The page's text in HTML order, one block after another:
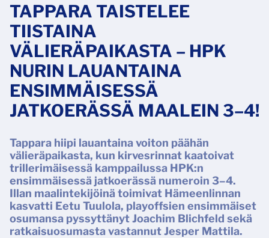
TAPPARA TAISTELEE
TIISTAINA
VÄLIERÄPAIKASTA – HPK
NURIN LAUANTAINA
ENSIMMÄISESSÄ
JATKOERÄSSÄ MAALEIN 3–4!
Tappara hiipi lauantaina voiton päähän
välieräpaikasta, kun kirvesrinnat kaatoivat
trillerimäisessä kamppailussa HPK:n
ensimmäisessä jatkoerässä numeroin 3–4.
Illan maalintekijöinä toimivat Hämeenlinnan
kasvatti Eetu Tuulola, playoffsien ensimmäiset
osumansa pyssyttänyt Joachim Blichfeld sekä
ratkaisuosumasta vastannut Jesper Mattila.